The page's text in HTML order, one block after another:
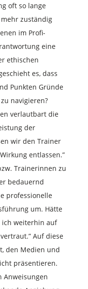
oft so lange
zuständig
im Profi-
eine
ethischen
es, dass
Punkten Gründe
navigieren?
verlautbart die
der
wir den Trainer
entlassen.”
Trainerinnen zu
bedauernd
professionelle
um. Hätte
ich weiterhin auf
Auf diese
den Medien und
präsentieren.
Anweisungen